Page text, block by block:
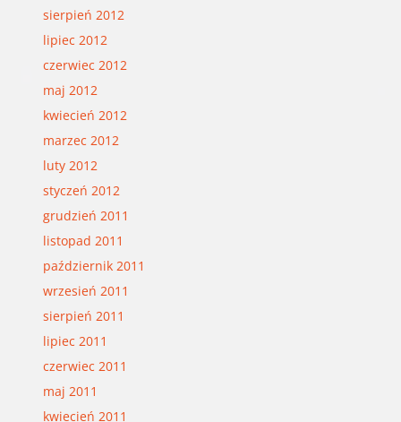
sierpień 2012
lipiec 2012
czerwiec 2012
maj 2012
kwiecień 2012
marzec 2012
luty 2012
styczeń 2012
grudzień 2011
listopad 2011
październik 2011
wrzesień 2011
sierpień 2011
lipiec 2011
czerwiec 2011
maj 2011
kwiecień 2011